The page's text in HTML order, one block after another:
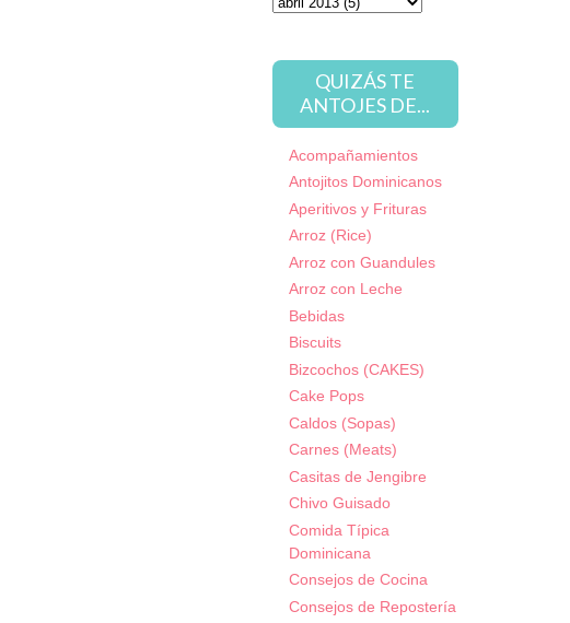
QUIZÁS TE
ANTOJES DE...
Acompañamientos
Antojitos Dominicanos
Aperitivos y Frituras
Arroz (Rice)
Arroz con Guandules
Arroz con Leche
Bebidas
Biscuits
Bizcochos (CAKES)
Cake Pops
Caldos (Sopas)
Carnes (Meats)
Casitas de Jengibre
Chivo Guisado
Comida Típica
Dominicana
Consejos de Cocina
Consejos de Repostería